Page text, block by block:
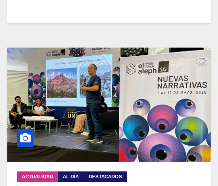
ACTUALIDAD AL DÍA DESTACADOS